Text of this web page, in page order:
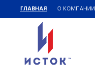
ГЛАВНАЯ О КОМПАНИИ